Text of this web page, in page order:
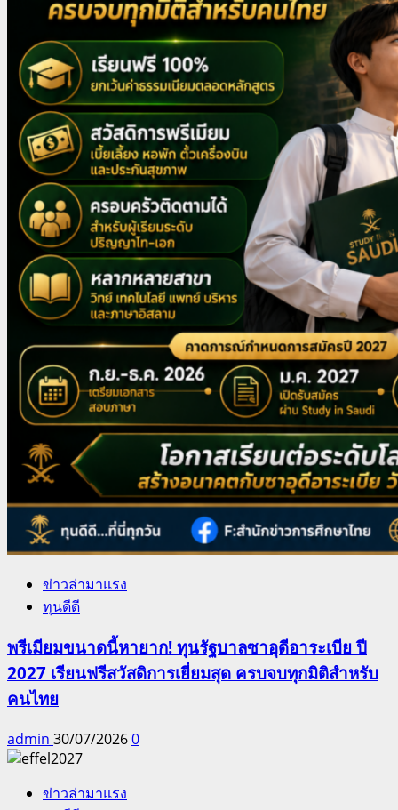
ข่าวล่ามาแรง
ทุนดีดี
พรีเมียมขนาดนี้หายาก! ทุนรัฐบาลซาอุดีอาระเบีย ปี
2027 เรียนฟรีสวัสดิการเยี่ยมสุด ครบจบทุกมิติสำหรับ
คนไทย
admin 30/07/20260
ข่าวล่ามาแรง